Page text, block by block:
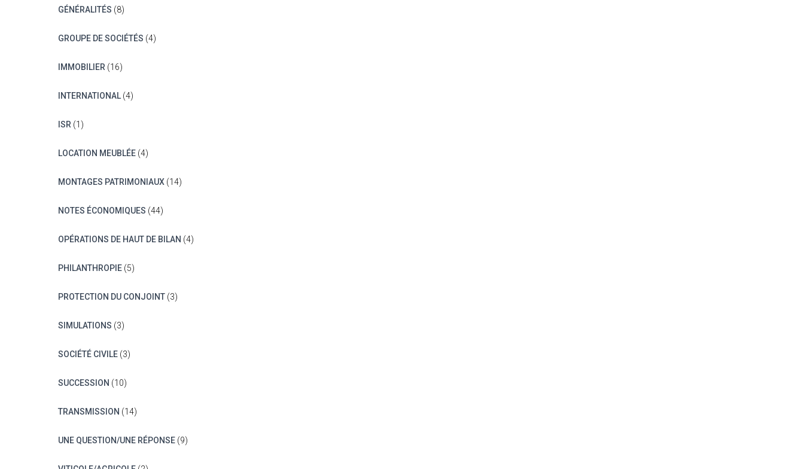
GÉNÉRALITÉS (8)
GROUPE DE SOCIÉTÉS (4)
IMMOBILIER (16)
INTERNATIONAL (4)
ISR (1)
LOCATION MEUBLÉE (4)
MONTAGES PATRIMONIAUX (14)
NOTES ÉCONOMIQUES (44)
OPÉRATIONS DE HAUT DE BILAN (4)
PHILANTHROPIE (5)
PROTECTION DU CONJOINT (3)
SIMULATIONS (3)
SOCIÉTÉ CIVILE (3)
SUCCESSION (10)
TRANSMISSION (14)
UNE QUESTION/UNE RÉPONSE (9)